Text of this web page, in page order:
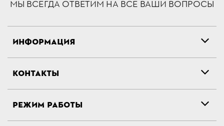
МЫ ВСЕГДА ОТВЕТИМ НА ВСЕ ВАШИ ВОПРОСЫ
ИНФОРМАЦИЯ
КОНТАКТЫ
РЕЖИМ РАБОТЫ